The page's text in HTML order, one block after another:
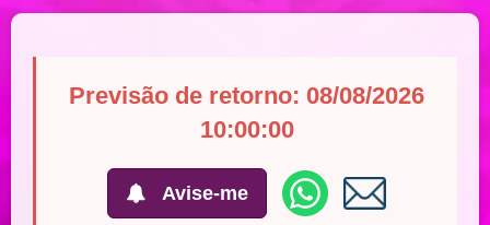
Previsão de retorno: 08/08/2026
10:00:00
Avise-me